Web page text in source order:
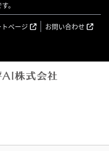
。
ページ
お問い合わせ